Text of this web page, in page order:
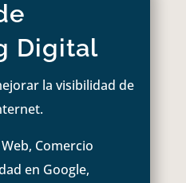
Digital
la visibilidad de
Comercio
en Google,